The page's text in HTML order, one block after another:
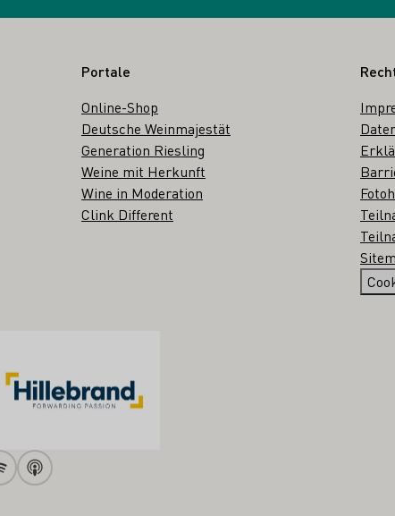
Portale
Online-Shop
Deutsche Weinmajestät
Generation Riesling
Weine mit Herkunft
Wine in Moderation
Clink Different
Apple